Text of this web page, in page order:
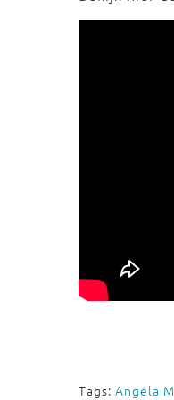
Tags: Angela